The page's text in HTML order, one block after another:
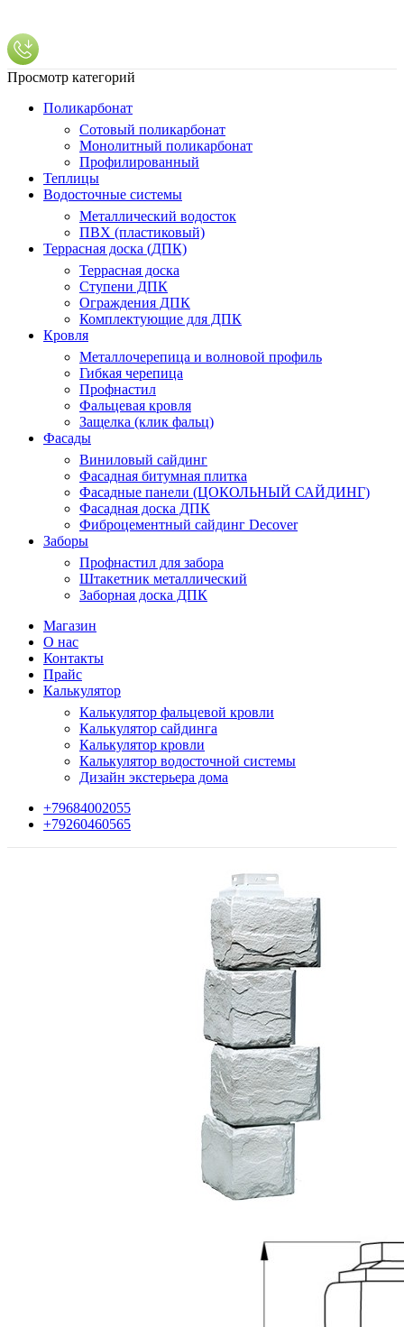
Просмотр категорий
Поликарбонат
Сотовый поликарбонат
Монолитный поликарбонат
Профилированный
Теплицы
Водосточные системы
Металлический водосток
ПВХ (пластиковый)
Террасная доска (ДПК)
Террасная доска
Ступени ДПК
Ограждения ДПК
Комплектующие для ДПК
Кровля
Металлочерепица и волновой профиль
Гибкая черепица
Профнастил
Фальцевая кровля
Защелка (клик фальц)
Фасады
Виниловый сайдинг
Фасадная битумная плитка
Фасадные панели (ЦОКОЛЬНЫЙ САЙДИНГ)
Фасадная доска ДПК
Фиброцементный сайдинг Decover
Заборы
Профнастил для забора
Штакетник металлический
Заборная доска ДПК
Магазин
О нас
Контакты
Прайс
Калькулятор
Калькулятор фальцевой кровли
Калькулятор сайдинга
Калькулятор кровли
Калькулятор водосточной системы
Дизайн экстерьера дома
+79684002055
+79260460565